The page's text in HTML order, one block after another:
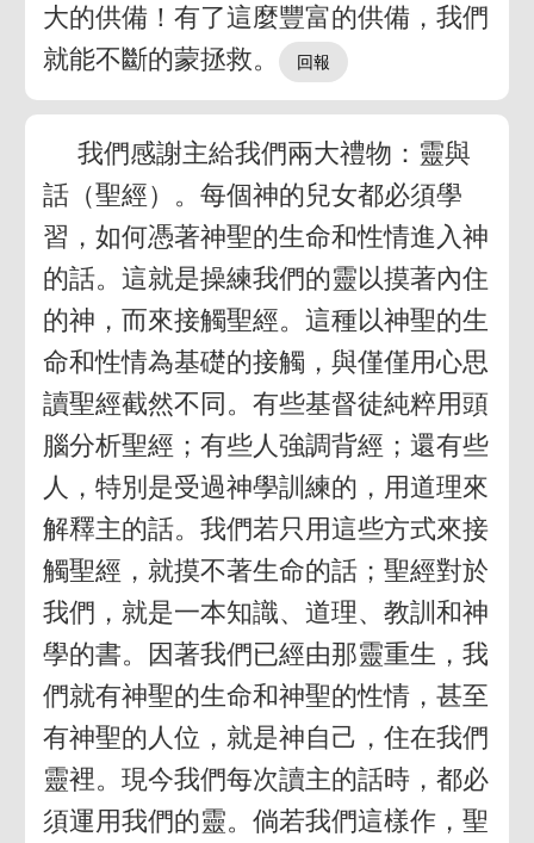
大的供備！有了這麼豐富的供備，我們
就能不斷的蒙拯救。
我們感謝主給我們兩大禮物：靈與
話（聖經）。每個神的兒女都必須學
習，如何憑著神聖的生命和性情進入神
的話。這就是操練我們的靈以摸著內住
的神，而來接觸聖經。這種以神聖的生
命和性情為基礎的接觸，與僅僅用心思
讀聖經截然不同。有些基督徒純粹用頭
腦分析聖經；有些人強調背經；還有些
人，特別是受過神學訓練的，用道理來
解釋主的話。我們若只用這些方式來接
觸聖經，就摸不著生命的話；聖經對於
我們，就是一本知識、道理、教訓和神
學的書。因著我們已經由那靈重生，我
們就有神聖的生命和神聖的性情，甚至
有神聖的人位，就是神自己，住在我們
靈裡。現今我們每次讀主的話時，都必
須運用我們的靈。倘若我們這樣作，聖